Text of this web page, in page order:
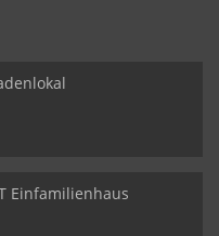
Einfamilienhaus